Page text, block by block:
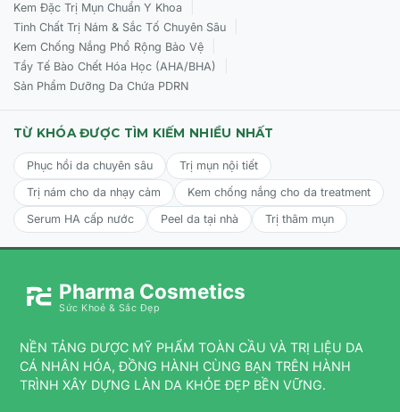
Để chinh phục Adapalene mà không gặp tình
trạng "break-out" hay bong tróc quá mức, hãy ghi
nhớ các quy tắc sau:
Nồng độ bắt đầu khuyến nghị:
0.1% (Dạng Gel/Cream):
chuẩn để bắt đầu. Dạng Gel thường thẩm thấu
nhanh cho da dầu, trong khi dạng Cream sẽ
êm ái hơn cho da hỗn hợp khô hoặc mới bắt
đầu làm quen với Retinoids.
0.3%:
Chỉ sử dụng khi da đã đáp ứng tốt với
nồng độ 0.1% và cần điều trị các vấn đề mụn
Cách kết hợp thông minh:
Kem Đặc Trị Mụn Chuẩn Y Khoa
Tinh Chất Trị Nám & Sắc Tố Chuyên Sâu
Kem Chống Nắng Phổ Rộng Bảo Vệ
Tẩy Tế Bào Chết Hóa Học (AHA/BHA)
Sản Phẩm Dưỡng Da Chứa PDRN
TỪ KHÓA ĐƯỢC TÌM KIẾM NHIỀU NHẤT
Phục hồi da chuyên sâu
Trị mụn nội tiết
Trị nám cho da nhạy cảm
Kem chống nắng cho da treatment
Serum HA cấp nước
Peel da tại nhà Trị thâm mụn
Pharma Cosmetics
Sức Khoẻ & Sắc Đẹp
NỀN TẢNG DƯỢC MỸ PHẨM TOÀN CẦU VÀ TRỊ LIỆU DA
CÁ NHÂN HÓA, ĐỒNG HÀNH CÙNG BẠN TRÊN HÀNH
TRÌNH XÂY DỰNG LÀN DA KHỎE ĐẸP BỀN VỮNG.